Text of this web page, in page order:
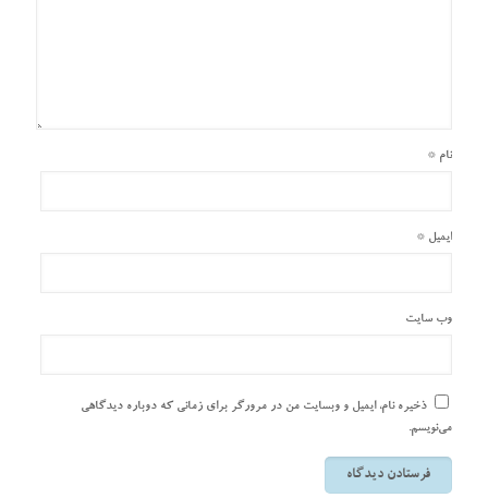
نام *
ایمیل *
وب‌ سایت
ذخیره نام، ایمیل و وبسایت من در مرورگر برای زمانی که دوباره دیدگاهی
می‌نویسم.